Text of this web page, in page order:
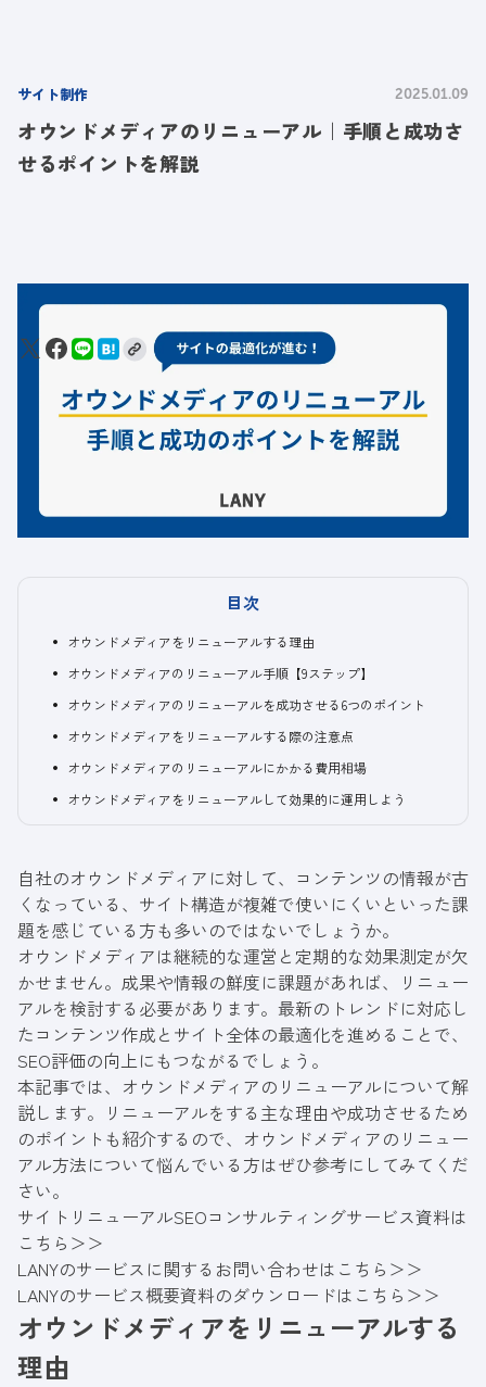
サイト制作 2025.01.09
オウンドメディアのリニューアル｜手順と成功さ
せるポイントを解説
目次
オウンドメディアをリニューアルする理由
オウンドメディアのリニューアル手順【9ステップ】
オウンドメディアのリニューアルを成功させる6つのポイント
オウンドメディアをリニューアルする際の注意点
オウンドメディアのリニューアルにかかる費用相場
オウンドメディアをリニューアルして効果的に運用しよう
自社のオウンドメディアに対して、コンテンツの情報が古
くなっている、サイト構造が複雑で使いにくいといった課
題を感じている方も多いのではないでしょうか。
オウンドメディアは継続的な運営と定期的な効果測定が欠
かせません。成果や情報の鮮度に課題があれば、リニュー
アルを検討する必要があります。最新のトレンドに対応し
たコンテンツ作成とサイト全体の最適化を進めることで、
SEO評価の向上にもつながるでしょう。
本記事では、オウンドメディアのリニューアルについて解
説します。リニューアルをする主な理由や成功させるため
のポイントも紹介するので、オウンドメディアのリニュー
アル方法について悩んでいる方はぜひ参考にしてみてくだ
さい。
サイトリニューアルSEOコンサルティングサービス資料は
こちら＞＞
LANYのサービスに関するお問い合わせはこちら＞＞
LANYのサービス概要資料のダウンロードはこちら＞＞
オウンドメディアをリニューアルする
理由